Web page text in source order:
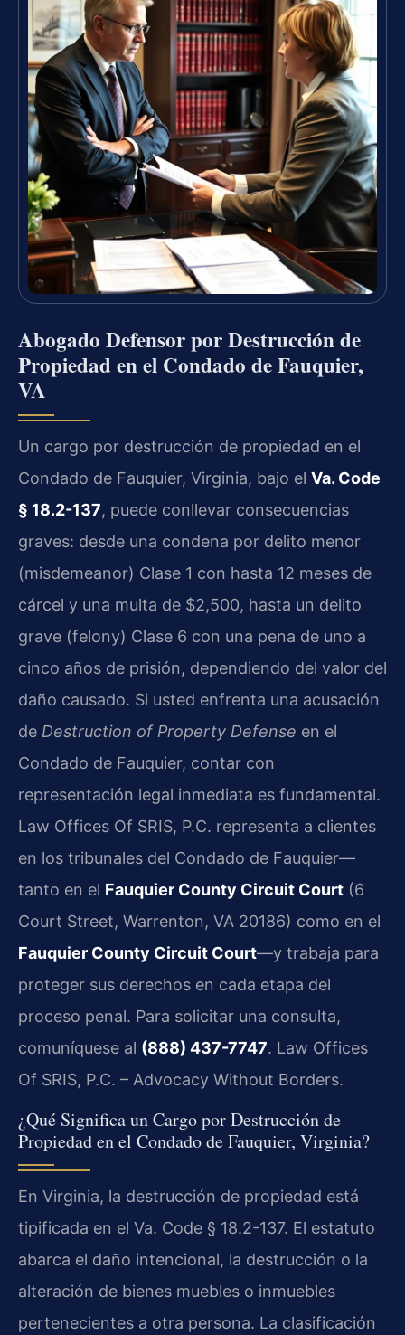
Abogado Defensor por Destrucción de
Propiedad en el Condado de Fauquier,
VA
Un cargo por destrucción de propiedad en el
Condado de Fauquier, Virginia, bajo el Va. Code
§ 18.2-137, puede conllevar consecuencias
graves: desde una condena por delito menor
(misdemeanor) Clase 1 con hasta 12 meses de
cárcel y una multa de $2,500, hasta un delito
grave (felony) Clase 6 con una pena de uno a
cinco años de prisión, dependiendo del valor del
daño causado. Si usted enfrenta una acusación
de Destruction of Property Defense en el
Condado de Fauquier, contar con
representación legal inmediata es fundamental.
Law Offices Of SRIS, P.C. representa a clientes
en los tribunales del Condado de Fauquier—
tanto en el Fauquier County Circuit Court (6
Court Street, Warrenton, VA 20186) como en el
Fauquier County Circuit Court—y trabaja para
proteger sus derechos en cada etapa del
proceso penal. Para solicitar una consulta,
comuníquese al (888) 437-7747. Law Offices
Of SRIS, P.C. – Advocacy Without Borders.
¿Qué Significa un Cargo por Destrucción de
Propiedad en el Condado de Fauquier, Virginia?
En Virginia, la destrucción de propiedad está
tipificada en el Va. Code § 18.2-137. El estatuto
abarca el daño intencional, la destrucción o la
alteración de bienes muebles o inmuebles
pertenecientes a otra persona. La clasificación